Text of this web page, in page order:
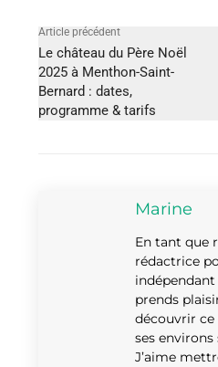
Article précédent
Le château du Père Noël
2025 à Menthon-Saint-
Bernard : dates,
programme & tarifs
Marine
En tant que
rédactrice
prends
découvrir ce
ses environs
J’aime